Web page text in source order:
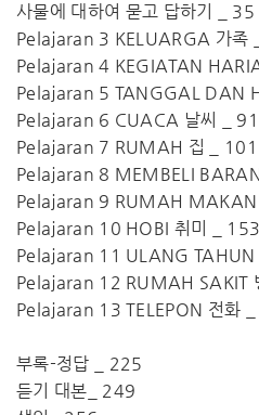
사물에 대하여 묻고 답하기 _ 35
Pelajaran 3 KELUARGA 가족
Pelajaran 4 KEGIATAN
Pelajaran 5 TANGGAL DAN
Pelajaran 6 CUACA 날씨 _ 91
Pelajaran 7 RUMAH 집 _ 101
Pelajaran 8 MEMBELI
Pelajaran 9 RUMAH
Pelajaran 10 HOBI 취미 _ 153
Pelajaran 11 ULANG TAHUN
Pelajaran 12 RUMAH SAKIT
Pelajaran 13 TELEPON 전화
부록-정답 _ 225
듣기 대본_ 249